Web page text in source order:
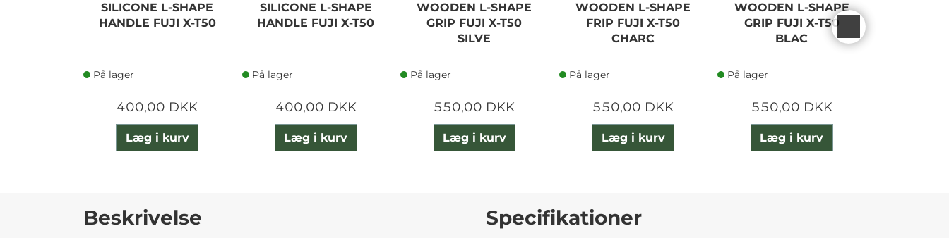
SILICONE L-SHAPE
HANDLE FUJI X-T50
På lager
400,00 DKK
Læg i kurv
SILICONE L-SHAPE
HANDLE FUJI X-T50
På lager
400,00 DKK
Læg i kurv
WOODEN L-SHAPE
GRIP FUJI X-T50
SILVE
På lager
550,00 DKK
Læg i kurv
WOODEN L-SHAPE
FRIP FUJI X-T50
CHARC
På lager
550,00 DKK
Læg i kurv
WOODEN L-SHAPE
GRIP FUJI X-T50
BLAC
På lager
550,00 DKK
Læg i kurv
Beskrivelse Specifikationer